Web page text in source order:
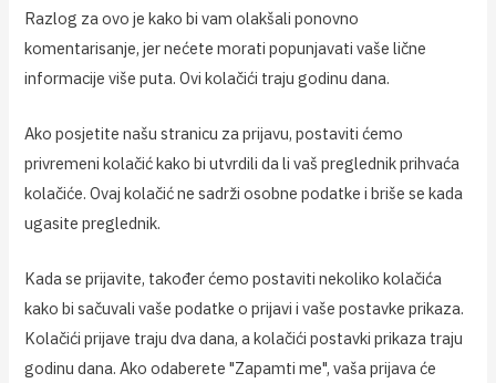
Razlog za ovo je kako bi vam olakšali ponovno
komentarisanje, jer nećete morati popunjavati vaše lične
informacije više puta. Ovi kolačići traju godinu dana.
Ako posjetite našu stranicu za prijavu, postaviti ćemo
privremeni kolačić kako bi utvrdili da li vaš preglednik prihvaća
kolačiće. Ovaj kolačić ne sadrži osobne podatke i briše se kada
ugasite preglednik.
Kada se prijavite, također ćemo postaviti nekoliko kolačića
kako bi sačuvali vaše podatke o prijavi i vaše postavke prikaza.
Kolačići prijave traju dva dana, a kolačići postavki prikaza traju
godinu dana. Ako odaberete "Zapamti me", vaša prijava će